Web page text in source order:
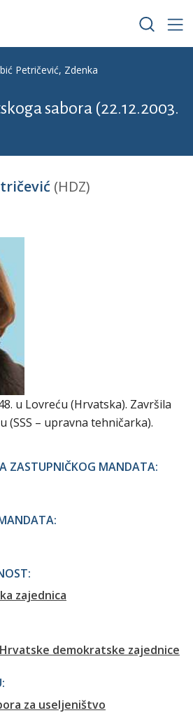
Petričević, Zdenka
sabora (22.12.2003.
(HDZ)
u Lovreću (Hrvatska). Završila
(SSS – upravna tehničarka).
ZASTUPNIČKOG MANDATA:
zajednica
demokratske zajednice
za useljeništvo